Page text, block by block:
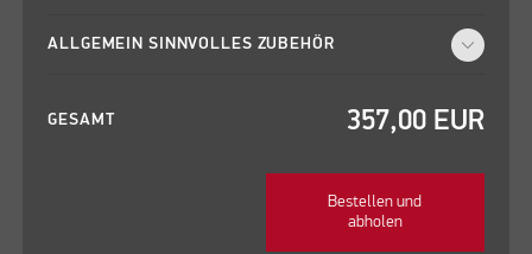
ALLGEMEIN SINNVOLLES ZUBEHÖR
GESAMT 357,00 EUR
Bestellen und
abholen